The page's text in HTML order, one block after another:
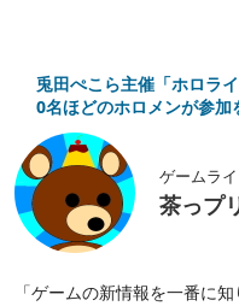
兎田ぺこら主催「ホロラ
0名ほどのホロメンが参加
ゲームラ
茶っプ
「ゲームの新情報を一番に